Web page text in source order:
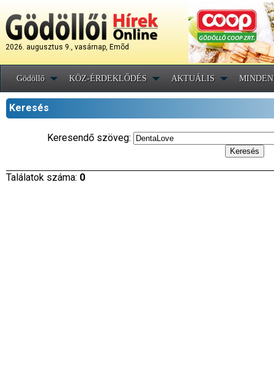
2026. augusztus 9., vasárnap, Emõd
Gödöllő KÖZ-ÉRDEKLŐDÉS AKTUÁLIS
Keresés
Keresendő szöveg:
Találatok száma: 0